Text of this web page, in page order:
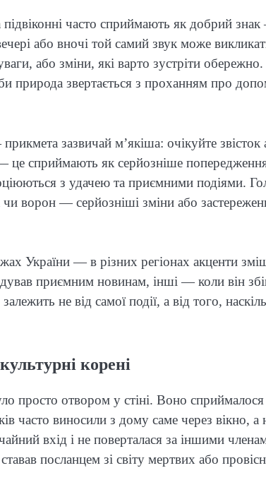
часто сприймають як добрий
або вночі той самий звук може
або зміни, які варто зустріти
природа звертається з проханням про
зазвичай м’якіша: очікуйте
сприймають як серйозніше
з удачею та приємними подіями.
ворон — серйозніші зміни або
України — в різних регіонах акценти
приємним новинам, інші — коли він
не від самої події, а від того,
корені
просто отвором у стіні. Воно
часто виносили з дому саме через вікно, а
вхід і не поверталася за іншими
посланцем зі світу мертвих або